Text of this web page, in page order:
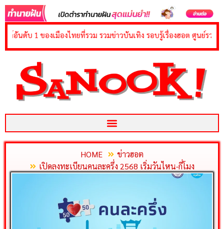
content
งเมืองไทยที่รวม รวมข่าวบันเทิง รอบรู้เรื่องฮอต ศูนย์รวมคาสิโนชั้น
HOME
ข่าวฮอต
เปิดลงทะเบียนคนละครึ่ง 2568 เริ่มวันไหน-กี่โมง